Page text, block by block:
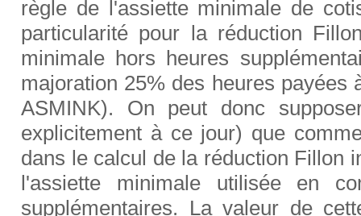
règle de l'assiette minimale de
particularité pour la réduction
minimale hors heures
majoration 25% des heures
ASMINK). On peut donc
explicitement à ce jour) que
dans le calcul de la réduction Fillon
l'assiette minimale utilisée en
supplémentaires. La valeur de